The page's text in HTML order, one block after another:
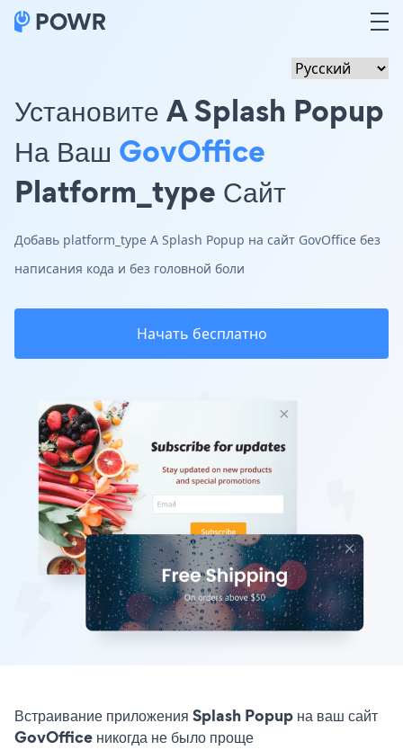
Установите A Splash Popup
На Ваш GovOffice
Platform_type Сайт
Добавь platform_type A Splash Popup на сайт GovOffice без
написания кода и без головной боли
Начать бесплатно
Встраивание приложения Splash Popup на ваш сайт
GovOffice никогда не было проще